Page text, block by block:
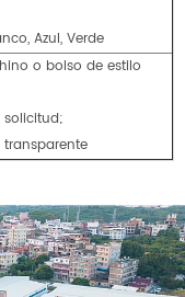
Azul, Verde
o bolso de estilo